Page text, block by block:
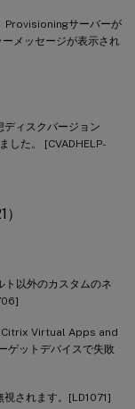
Provisioningサーバーが
メッセージが表示され
ディスクバージョン
した。 [CVADHELP-
ト以外のカスタムのネ
Citrix Virtual Apps and
ゲットデバイスで失敗
されます。[LD1071]